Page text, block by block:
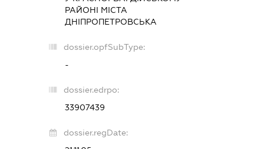
РАЙОНІ МІСТА
ДНІПРОПЕТРОВСЬКА
dossier.opfSubType:
-
dossier.edrpo:
33907439
dossier.regDate: